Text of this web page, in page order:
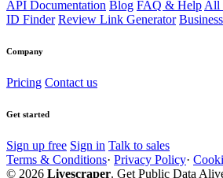
API Documentation Blog FAQ & Help All
ID Finder Review Link Generator
Company
Pricing Contact us
Get started
Sign up free Sign in Talk to sales
Terms & Conditions· Privacy Policy·
© 2026 Livescraper. Get Public Data